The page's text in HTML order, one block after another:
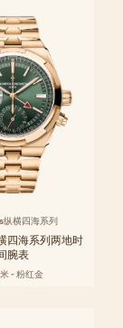
纵横四海系列
四海系列两地时
腕表
- 粉红金